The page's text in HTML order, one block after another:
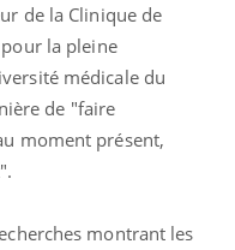
de la Clinique de
la pleine
médicale du
de "faire
moment présent,
montrant les